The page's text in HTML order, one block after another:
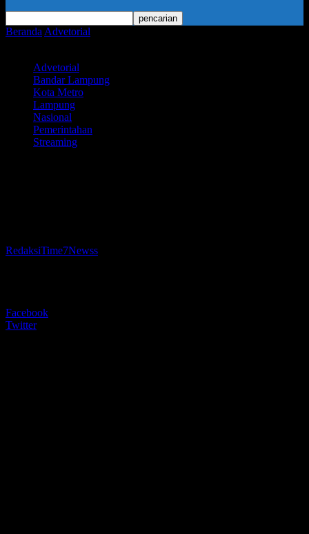
Beranda Advetorial
Advetorial
Bandar Lampung
Kota Metro
Lampung
Nasional
Pemerintahan
Streaming
RedaksiTime7Newss
Facebook
Twitter